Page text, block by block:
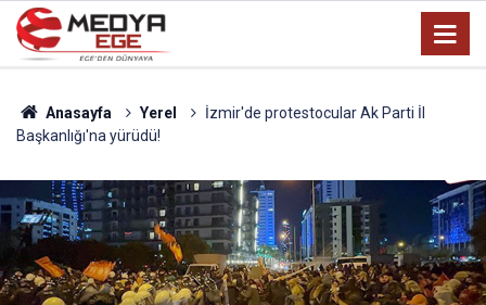
Anasayfa Yerel
İzmir'de protestocular Ak Parti İl
Başkanlığı'na yürüdü!